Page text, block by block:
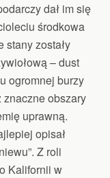
dał im się
środkowa
stany zostały
– dust
ogromnej burzy
znaczne obszary
uprawną.
opisał
Z roli
Kalifornii w